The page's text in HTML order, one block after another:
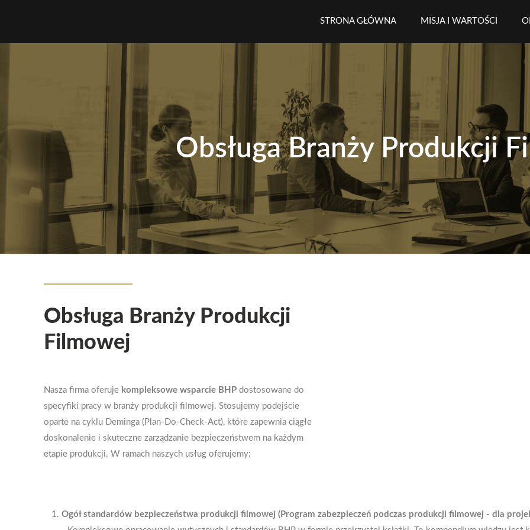
STRONA GŁÓWNA MISJA I WARTOŚCI
Obsługa Branży Produkcji
Obsługa Branży Produkcji
Filmowej
Nasza firma oferuje kompleksowe wsparcie BHP dostosowane do
specyfiki pracy w branży produkcji filmowej. Stosujemy podejście
oparte na cyklu Deminga (Plan-Do-Check-Act), które zapewnia ciągłe
doskonalenie i skuteczne zarządzanie bezpieczeństwem na każdym
etapie produkcji. W ramach naszych usług oferujemy:
Ogół standardów bezpieczeństwa produkcji filmowej (Program zabezpieczeń podczas produkcji filmowej - dla